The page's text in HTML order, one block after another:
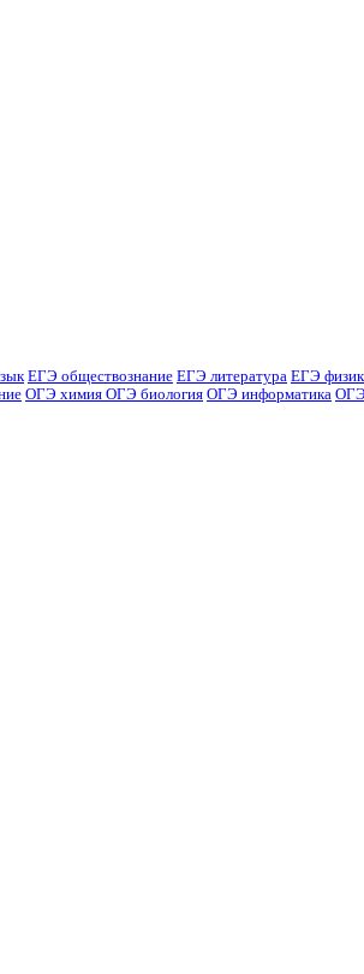
ЕГЭ обществознание ЕГЭ литература ЕГЭ
ОГЭ химия ОГЭ биология ОГЭ информатика ОГЭ